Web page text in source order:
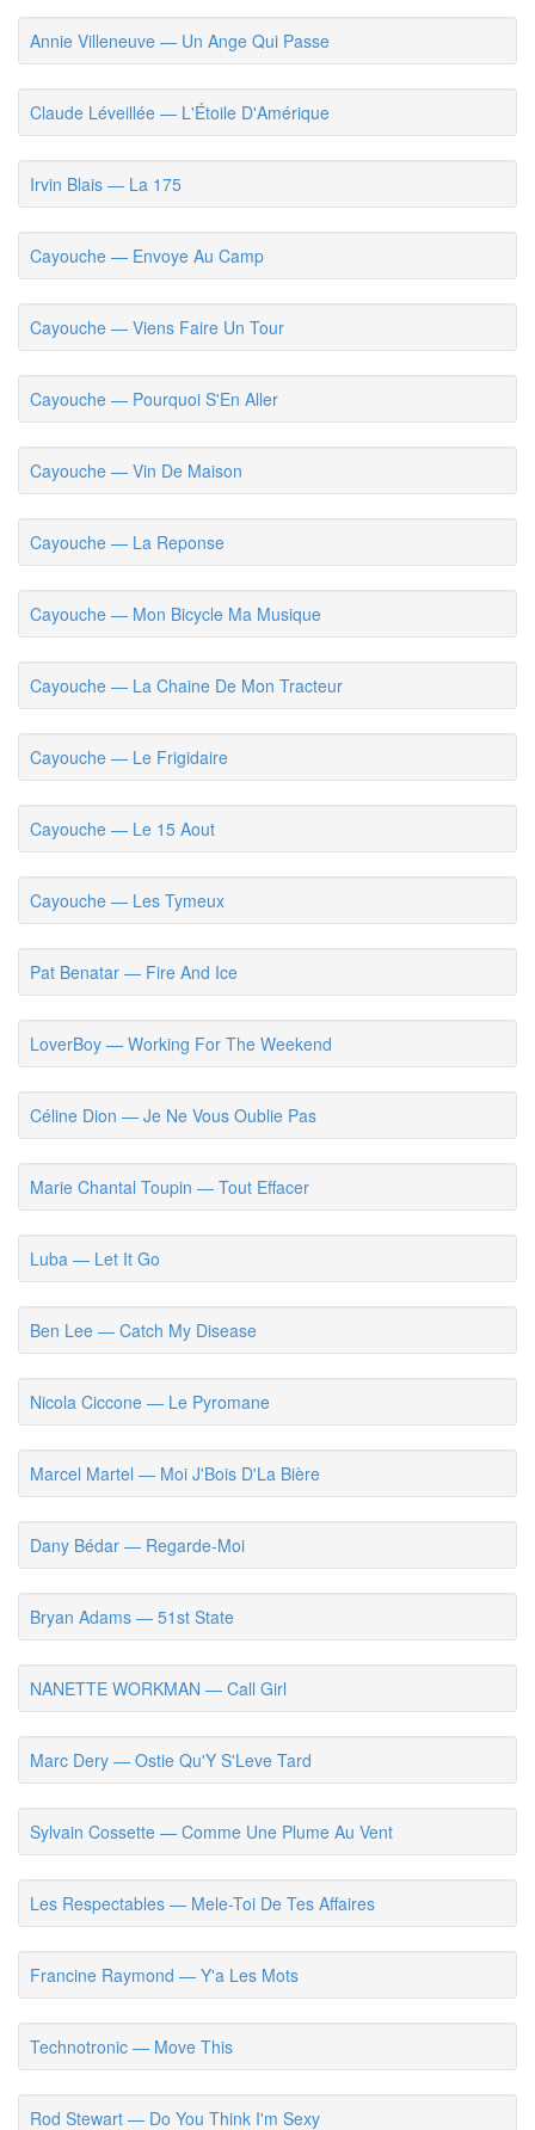
Annie Villeneuve — Un Ange Qui Passe
Claude Léveillée — L'Étoile D'Amérique
Irvin Blais — La 175
Cayouche — Envoye Au Camp
Cayouche — Viens Faire Un Tour
Cayouche — Pourquoi S'En Aller
Cayouche — Vin De Maison
Cayouche — La Reponse
Cayouche — Mon Bicycle Ma Musique
Cayouche — La Chaine De Mon Tracteur
Cayouche — Le Frigidaire
Cayouche — Le 15 Aout
Cayouche — Les Tymeux
Pat Benatar — Fire And Ice
LoverBoy — Working For The Weekend
Céline Dion — Je Ne Vous Oublie Pas
Marie Chantal Toupin — Tout Effacer
Luba — Let It Go
Ben Lee — Catch My Disease
Nicola Ciccone — Le Pyromane
Marcel Martel — Moi J'Bois D'La Bière
Dany Bédar — Regarde-Moi
Bryan Adams — 51st State
NANETTE WORKMAN — Call Girl
Marc Dery — Ostie Qu'Y S'Leve Tard
Sylvain Cossette — Comme Une Plume Au Vent
Les Respectables — Mele-Toi De Tes Affaires
Francine Raymond — Y'a Les Mots
Technotronic — Move This
Rod Stewart — Do You Think I'm Sexy